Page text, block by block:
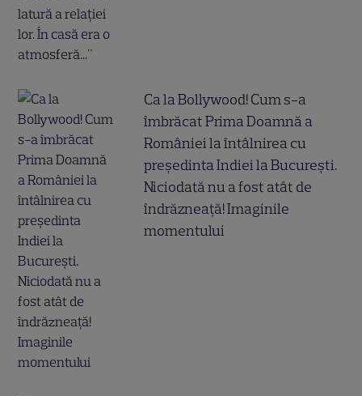
Ca la Bollywood! Cum s-a
îmbrăcat Prima Doamnă a
României la întâlnirea cu
președinta Indiei la București.
Niciodată nu a fost atât de
îndrăzneață! Imaginile
momentului